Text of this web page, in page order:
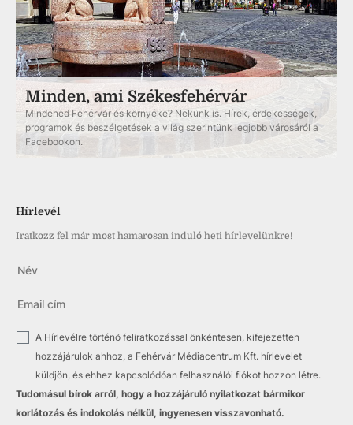
Minden, ami Székesfehérvár
Mindened Fehérvár és környéke? Nekünk is. Hírek, érdekességek,
programok és beszélgetések a világ szerintünk legjobb városáról a
Facebookon.
Hírlevél
Iratkozz fel már most hamarosan induló heti hírlevelünkre!
A Hírlevélre történő feliratkozással önkéntesen, kifejezetten
hozzájárulok ahhoz, a Fehérvár Médiacentrum Kft. hírlevelet
küldjön, és ehhez kapcsolódóan felhasználói fiókot hozzon létre.
Tudomásul bírok arról, hogy a hozzájáruló nyilatkozat bármikor
korlátozás és indokolás nélkül, ingyenesen visszavonható.